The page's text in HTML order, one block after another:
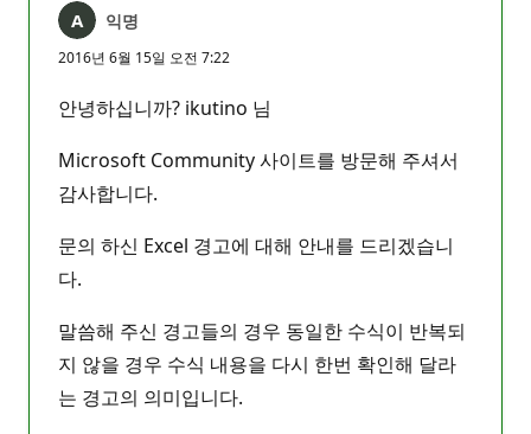
익명
2016년 6월 15일 오전 7:22
안녕하십니까? ikutino 님
Microsoft Community 사이트를 방문해 주셔서
감사합니다.
문의 하신 Excel 경고에 대해 안내를 드리겠습니
다.
말씀해 주신 경고들의 경우 동일한 수식이 반복되
지 않을 경우 수식 내용을 다시 한번 확인해 달라
는 경고의 의미입니다.